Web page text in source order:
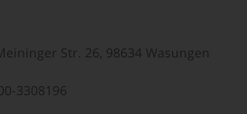
Str. 26, 98634 Wasungen
3308196